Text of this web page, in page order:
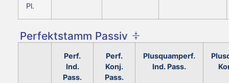
Pl.
Perfektstamm Passiv
Perf.
Ind.
Pass.
Perf.
Konj.
Pass.
Plusquamperf.
Ind. Pass.